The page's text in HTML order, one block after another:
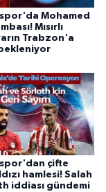
Mohamed
Mısırlı
Trabzon'a
çifte
hamlesi! Salah
iddiası gündemi